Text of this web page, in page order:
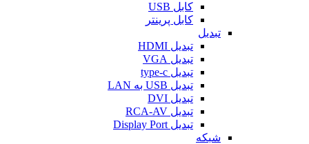
کابل USB
کابل پرینتر
تبدیل
تبدیل HDMI
تبدیل VGA
تبدیل type-c
تبدیل USB به LAN
تبدیل DVI
تبدیل RCA-AV
تبدیل Display Port
شبکه